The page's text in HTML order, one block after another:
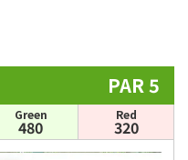
PAR 5
Green
480
Red
320